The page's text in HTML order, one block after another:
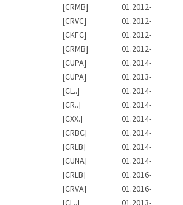
[CRMB]
01.2012-
[CRVC]
01.2012-
[CKFC]
01.2012-
[CRMB]
01.2012-
[CUPA]
01.2014-
[CUPA]
01.2013-
[CL..]
01.2014-
[CR..]
01.2014-
[CXX.]
01.2014-
[CRBC]
01.2014-
[CRLB]
01.2014-
[CUNA]
01.2014-
[CRLB]
01.2016-
[CRVA]
01.2016-